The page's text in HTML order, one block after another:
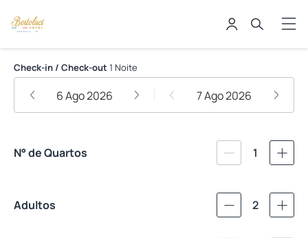
Bertoluci Hotel
Check-in / Check-out 1 Noite
6 Ago 2026 7 Ago 2026
N° de Quartos 1
Adultos 2